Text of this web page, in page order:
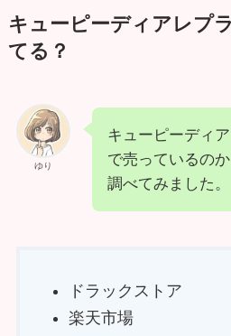
キューピーディアレプ
てる？
ゆり
キューピーディ
で売っているの
調べてみました。
ドラックストア
楽天市場